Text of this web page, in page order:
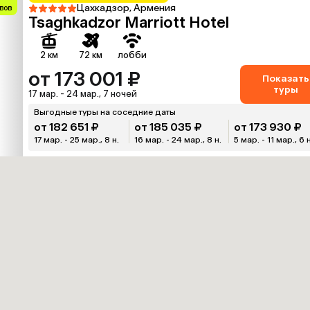
Цахкадзор, Армения
Tsaghkadzor Marriott Hotel
2 км 72 км лобби
от 173 001 ₽
17 мар. - 24 мар., 7 ночей
Показать
туры
Выгодные туры на соседние даты
от 182 651 ₽
17 мар. - 25 мар., 8 н.
от 185 035 ₽
16 мар. - 24 мар., 8 н.
от 173 930 ₽
5 мар. - 11 мар., 6